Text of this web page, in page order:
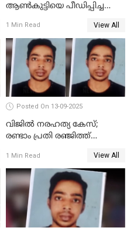
ആൺകുട്ടിയെ പീഡിപ്പിച്ച
അറസ്റ്റിൽ
1 Min Read View All
Posted On 13-09-2025
വിജിൽ നരഹത്യ കേസ്;
രണ്ടാം പ്രതി രഞ്ജിത്ത്
1 Min Read View All